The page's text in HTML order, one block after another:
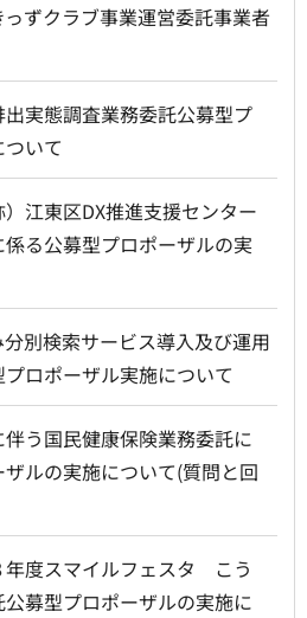
っずクラブ事業運営委託事業者
出実態調査業務委託公募型プ
いて
）江東区DX推進支援センター
る公募型プロポーザルの実
分別検索サービス導入及び運用
ロポーザル実施について
伴う国民健康保険業務委託に
ルの実施について(質問と回
年度スマイルフェスタ こう
募型プロポーザルの実施に